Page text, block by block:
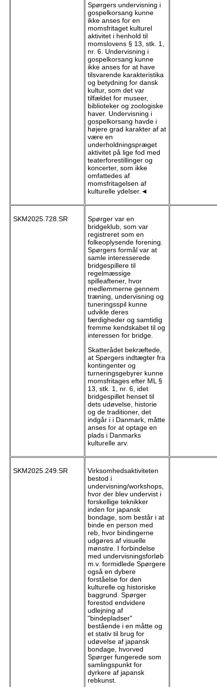
Spørgers undervisning i
gospelkorsang kunne
ikke anses for en
momsfritaget kulturel
aktivitet i henhold til
momslovens § 13, stk. 1,
nr. 6. Undervisning i
gospelkorsang kunne
ikke anses for at have
tilsvarende karakteristika
og betydning for dansk
kultur, som det var
tilfældet for museer,
biblioteker og zoologiske
haver. Undervisning i
gospelkorsang havde i
højere grad karakter af at
være en
underholdningspræget
aktivitet på lige fod med
teaterforestillinger og
koncerter, som ikke
omfattedes af
momsfritagelsen af
kulturelle ydelser.◄
SKM2025.728.SR
Spørger var en
bridgeklub, som var
registreret som en
folkeoplysende forening.
Spørgers formål var at
samle interesserede
bridgespillere til
regelmæssige
spilleaftener, hvor
medlemmerne gennem
træning, undervisning og
tuneringsspil kunne
udvikle deres
færdigheder og samtidig
fremme kendskabet til og
interessen for bridge.
Skatterådet bekræftede,
at Spørgers indtægter fra
kontingenter og
turneringsgebyrer kunne
momsfritages efter ML §
13, stk. 1, nr. 6, idet
bridgespillet henset til
dets udøvelse, historie
og de traditioner, det
indgår i i Danmark, måtte
anses for at optage en
plads i Danmarks
kulturelle arv.
SKM2025.249.SR
Virksomhedsaktiviteten
bestod i
undervisning/workshops,
hvor der blev undervist i
forskellige teknikker
inden for japansk
bondage, som består i at
binde en person med
reb, hvor bindingerne
udgøres af visuelle
mønstre. I forbindelse
med undervisningsforløb
m.v. formidlede Spørgere
også en dybere
forståelse for den
kulturelle og historiske
baggrund. Spørger
forestod endvidere
udlejning af
"bindepladser"
bestående i en måtte og
et stativ til brug for
udøvelse af japansk
bondage, hvorved
Spørger fungerede som
samlingspunkt for
dyrkere af japansk
rebkunst.